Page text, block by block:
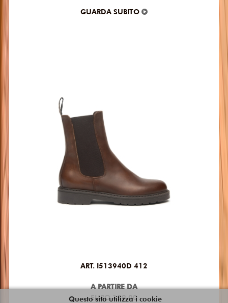
GUARDA SUBITO
ART. I513940D 412
A PARTIRE DA
EURO 159.00
Questo sito utilizza i cookie